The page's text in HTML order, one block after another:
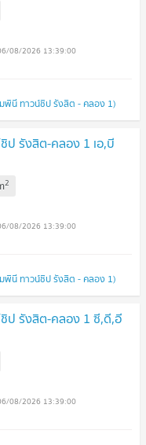
08/2026 13:39:00
พินี ทาวน์ชิป รังสิต - คลอง 1)
ป รังสิต-คลอง 1 เอ,บี
2
08/2026 13:39:00
พินี ทาวน์ชิป รังสิต - คลอง 1)
ป รังสิต-คลอง 1 ซี,ดี,อี
08/2026 13:39:00